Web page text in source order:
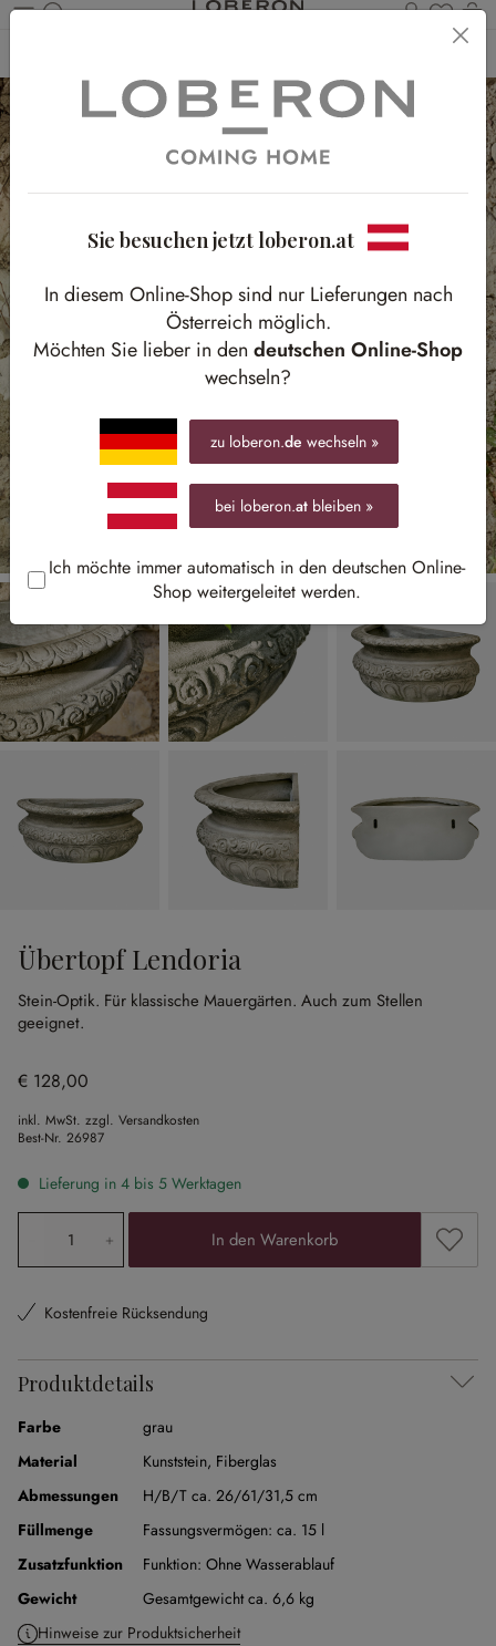
Du
Übertopf Lendoria
Stein-Optik. Für klassische Mauergärten. Auch zum Stellen
geeignet.
€ 128,00
inkl. MwSt. zzgl. Versandkosten
Best-Nr. 26987
Lieferung in 4 bis 5 Werktagen
Produkt Anzahl: Gib den gewünschten Wert ein oder
In den Warenkorb Zum
Kostenfreie Rücksendung
Produktdetails
Farbe
grau
Material
Kunststein, Fiberglas
Abmessungen
H/B/T ca. 26/61/31,5 cm
Füllmenge
Fassungsvermögen: ca. 15 l
Zusatzfunktion
Funktion: Ohne Wasserablauf
Gewicht
Gesamtgewicht ca. 6,6 kg
Hinweise zur Produktsicherheit
Sie besuchen jetzt loberon.at
In diesem Online-Shop sind nur Lieferungen nach
Österreich möglich.
Möchten Sie lieber in den deutschen Online-Shop
wechseln?
zu loberon.de wechseln »
bei loberon.at bleiben »
Ich möchte immer automatisch in den deutschen Online-
Shop weitergeleitet werden.